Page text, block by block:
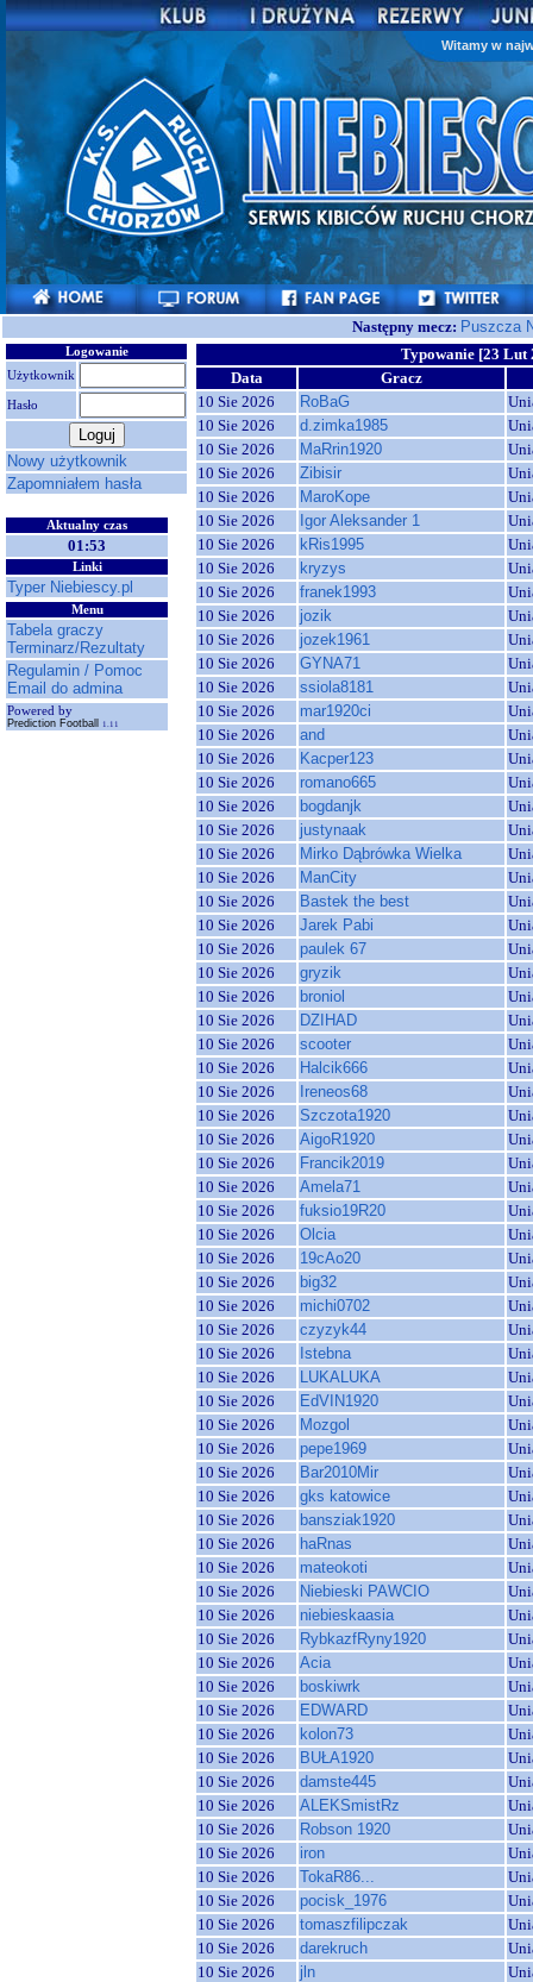
Witamy w
Następny mecz: Puszcza
Logowanie
Użytkownik
Hasło
Nowy użytkownik
Zapomniałem hasła
Aktualny czas
01:53
Linki
Typer Niebiescy.pl
Menu
Tabela graczy
Terminarz/Rezultaty
Regulamin / Pomoc
Email do admina
Powered by
Prediction Football 1.11
Typowanie [23 Lut
Data
Gracz
10 Sie 2026
RoBaG
10 Sie 2026
d.zimka1985
10 Sie 2026
MaRrin1920
10 Sie 2026
Zibisir
10 Sie 2026
MaroKope
10 Sie 2026
Igor Aleksander 1
10 Sie 2026
kRis1995
10 Sie 2026
kryzys
10 Sie 2026
franek1993
10 Sie 2026
jozik
10 Sie 2026
jozek1961
10 Sie 2026
GYNA71
10 Sie 2026
ssiola8181
10 Sie 2026
mar1920ci
10 Sie 2026
and
10 Sie 2026
Kacper123
10 Sie 2026
romano665
10 Sie 2026
bogdanjk
10 Sie 2026
justynaak
10 Sie 2026
Mirko Dąbrówka Wielka
10 Sie 2026
ManCity
10 Sie 2026
Bastek the best
10 Sie 2026
Jarek Pabi
10 Sie 2026
paulek 67
10 Sie 2026
gryzik
10 Sie 2026
broniol
10 Sie 2026
DZIHAD
10 Sie 2026
scooter
10 Sie 2026
Halcik666
10 Sie 2026
Ireneos68
10 Sie 2026
Szczota1920
10 Sie 2026
AigoR1920
10 Sie 2026
Francik2019
10 Sie 2026
Amela71
10 Sie 2026
fuksio19R20
10 Sie 2026
Olcia
10 Sie 2026
19cAo20
10 Sie 2026
big32
10 Sie 2026
michi0702
10 Sie 2026
czyzyk44
10 Sie 2026
Istebna
10 Sie 2026
LUKALUKA
10 Sie 2026
EdVIN1920
10 Sie 2026
Mozgol
10 Sie 2026
pepe1969
10 Sie 2026
Bar2010Mir
10 Sie 2026
gks katowice
10 Sie 2026
bansziak1920
10 Sie 2026
haRnas
10 Sie 2026
mateokoti
10 Sie 2026
Niebieski PAWCIO
10 Sie 2026
niebieskaasia
10 Sie 2026
RybkazfRyny1920
10 Sie 2026
Acia
10 Sie 2026
boskiwrk
10 Sie 2026
EDWARD
10 Sie 2026
kolon73
10 Sie 2026
BUŁA1920
10 Sie 2026
damste445
10 Sie 2026
ALEKSmistRz
10 Sie 2026
Robson 1920
10 Sie 2026
iron
10 Sie 2026
TokaR86...
10 Sie 2026
pocisk_1976
10 Sie 2026
tomaszfilipczak
10 Sie 2026
darekruch
10 Sie 2026
jln